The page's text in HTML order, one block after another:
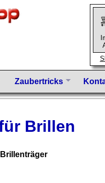
Zaubertricks
Brillen